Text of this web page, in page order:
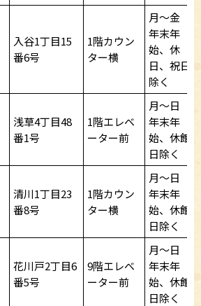
入谷1丁目15
番6号
1階カウン
ター横
月～金
年末年
始、休
日、祝日
除く
浅草4丁目48
番1号
1階エレベ
ーター前
月～日
年末年
始、休館
日除く
清川1丁目23
番8号
1階カウン
ター横
月～日
年末年
始、休館
日除く
花川戸2丁目6
番5号
9階エレベ
ーター前
月～日
年末年
始、休館
日除く